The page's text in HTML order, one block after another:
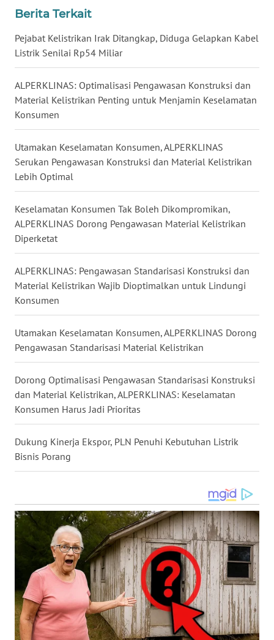
Berita Terkait
Pejabat Kelistrikan Irak Ditangkap, Diduga Gelapkan Kabel
Listrik Senilai Rp54 Miliar
ALPERKLINAS: Optimalisasi Pengawasan Konstruksi dan
Material Kelistrikan Penting untuk Menjamin Keselamatan
Konsumen
Utamakan Keselamatan Konsumen, ALPERKLINAS
Serukan Pengawasan Konstruksi dan Material Kelistrikan
Lebih Optimal
Keselamatan Konsumen Tak Boleh Dikompromikan,
ALPERKLINAS Dorong Pengawasan Material Kelistrikan
Diperketat
ALPERKLINAS: Pengawasan Standarisasi Konstruksi dan
Material Kelistrikan Wajib Dioptimalkan untuk Lindungi
Konsumen
Utamakan Keselamatan Konsumen, ALPERKLINAS Dorong
Pengawasan Standarisasi Material Kelistrikan
Dorong Optimalisasi Pengawasan Standarisasi Konstruksi
dan Material Kelistrikan, ALPERKLINAS: Keselamatan
Konsumen Harus Jadi Prioritas
Dukung Kinerja Ekspor, PLN Penuhi Kebutuhan Listrik
Bisnis Porang
KALTENG
KALTARA
WN
KALTIM
WN
SULSEL
GORONTALO
WN
SULUT
WN
MALUKU
WN
MALUT
WN
DAIRI
TOBA
WN
NIAS
WN
LANGKAT
WN